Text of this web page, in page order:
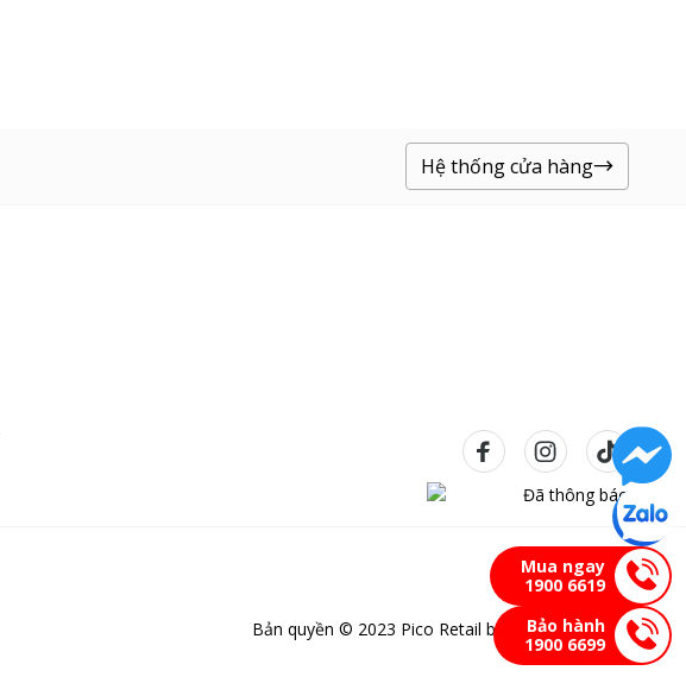
Mua ngay
1900 6619
Bảo hành
1900 6699
Hệ thống cửa hàng
Bản quyền © 2023 Pico Retail bảo lưu mọi quyền